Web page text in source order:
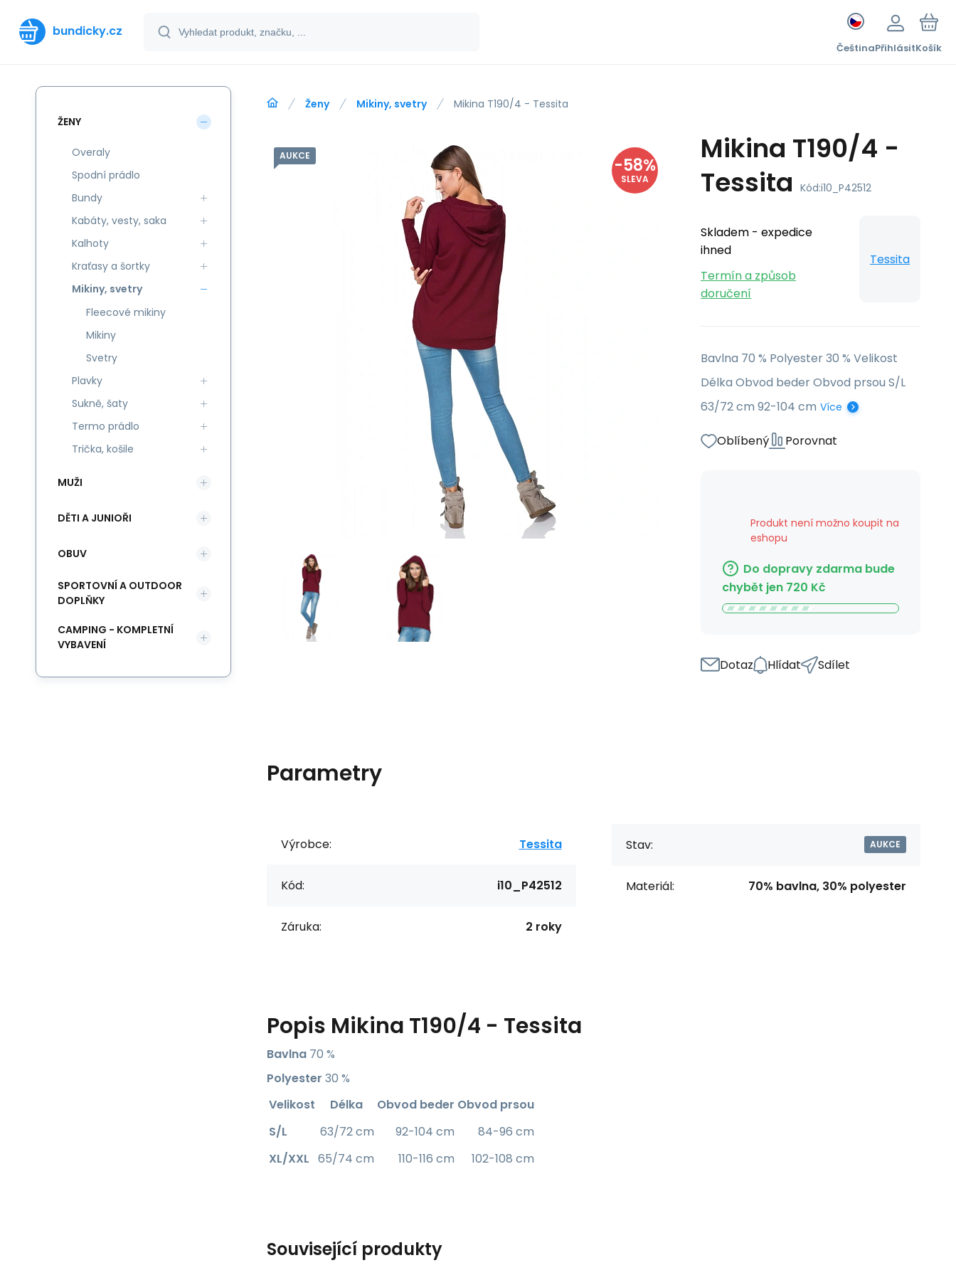
bundicky.cz
ČeštinaPřihlásitKošík
Ženy Mikiny, svetry Mikina T190/4 - Tessita
AUKCE -58%
SLEVA
Mikina T190/4 -
Tessita Kód:i10_P42512
Skladem - expedice
ihned
Termín a způsob
doručení
Tessita
Bavlna 70 % Polyester 30 % Velikost
Délka Obvod beder Obvod prsou S/L
63/72 cm 92-104 cm Více
Oblíbený Porovnat
Produkt není možno koupit na
eshopu
Do dopravy zdarma bude
chybět jen 720 Kč
Dotaz Hlídat Sdílet
Parametry
Výrobce: Tessita
Kód: i10_P42512
Záruka: 2 roky
Stav: AUKCE
Materiál: 70% bavlna, 30% polyester
Popis Mikina T190/4 - Tessita
Bavlna 70 %
Polyester 30 %
Velikost
Délka Obvod beder Obvod prsou
S/L
63/72 cm 92-104 cm
84-96 cm
XL/XXL 65/74 cm 110-116 cm 102-108 cm
Související produkty
ŽENY
Overaly
Spodní prádlo
Bundy
Kabáty, vesty, saka
Kalhoty
Kraťasy a šortky
Mikiny, svetry
Fleecové mikiny
Mikiny
Svetry
Plavky
Sukně, šaty
Termo prádlo
Trička, košile
MUŽI
DĚTI A JUNIOŘI
OBUV
SPORTOVNÍ A OUTDOOR
DOPLŇKY
CAMPING - KOMPLETNÍ
VYBAVENÍ